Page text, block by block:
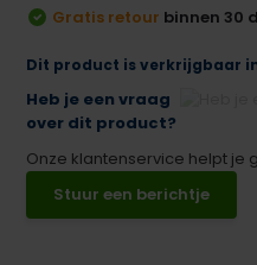
Gratis retour binnen 30
Dit product is verkrijgbaar
Heb je een vraag
over dit product?
Onze klantenservice helpt je
Stuur een berichtje